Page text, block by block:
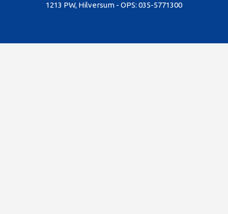
1213 PW, Hilversum - OPS: 035-5771300